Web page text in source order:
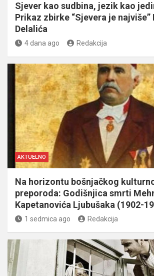
Sjever kao sudbina, jezik kao
Prikaz zbirke “Sjevera je najviše”
Delalića
4 dana ago Redakcija
AKTUELNO
Na horizontu bošnjačkog
preporoda: Godišnjica smrti
Kapetanovića Ljubušaka (1902-
1 sedmica ago Redakcija